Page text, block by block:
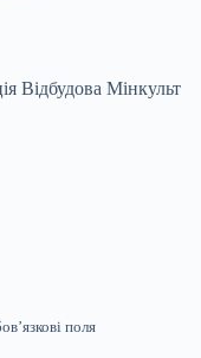
Відбудова Мінкульт
поля